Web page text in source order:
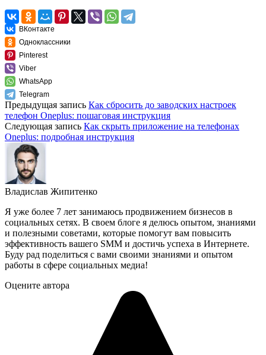
ВКонтакте
Одноклассники
Pinterest
Viber
WhatsApp
Telegram
Предыдущая запись Как сбросить до заводских настроек
телефон Oneplus: пошаговая инструкция
Следующая запись Как скрыть приложение на телефонах
Oneplus: подробная инструкция
Владислав Жипитенко
Я уже более 7 лет занимаюсь продвижением бизнесов в
социальных сетях. В своем блоге я делюсь опытом, знаниями
и полезными советами, которые помогут вам повысить
эффективность вашего SMM и достичь успеха в Интернете.
Буду рад поделиться с вами своими знаниями и опытом
работы в сфере социальных медиа!
Оцените автора